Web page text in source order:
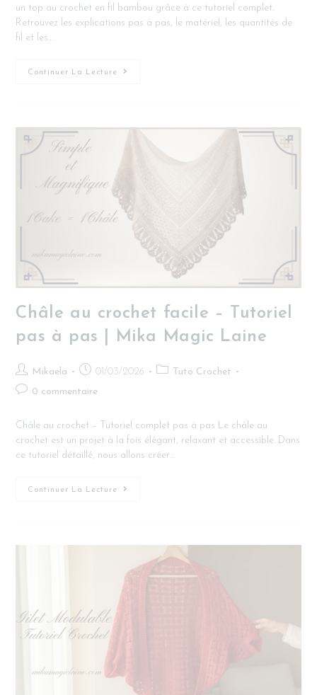
un top au crochet en fil bambou grâce à ce tutoriel complet.
Retrouvez les explications pas à pas, le matériel, les quantités de
fil et les…
Continuer La Lecture
Châle au crochet facile – Tutoriel
pas à pas | Mika Magic Laine
Mikaela 01/03/2026
Tuto Crochet
0 commentaire
Châle au crochet – Tutoriel complet pas à pas Le châle au
crochet est un projet à la fois élégant, relaxant et accessible. Dans
ce tutoriel détaillé, nous allons créer…
Continuer La Lecture